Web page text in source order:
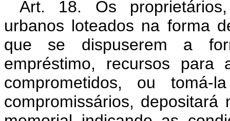
Art. 18. Os
urbanos loteados na forma
que se dispuserem a
empréstimo, recursos
comprometidos, ou
compromissários,